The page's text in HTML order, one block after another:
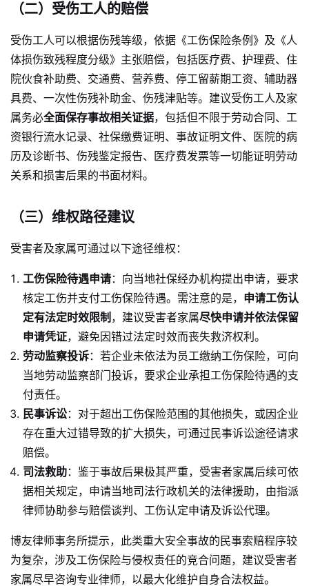
（二）受伤工人的赔偿
受伤工人可以根据伤残等级，依据《工伤保险条例》及《人
体损伤致残程度分级》主张赔偿，包括医疗费、护理费、住
院伙食补助费、交通费、营养费、停工留薪期工资、辅助器
具费、一次性伤残补助金、伤残津贴等。建议受伤工人及家
属务必全面保存事故相关证据，包括但不限于劳动合同、工
资银行流水记录、社保缴费证明、事故证明文件、医院的病
历及诊断书、伤残鉴定报告、医疗费发票等一切能证明劳动
关系和损害后果的书面材料。
（三）维权路径建议
受害者及家属可通过以下途径维权：
工伤保险待遇申请：向当地社保经办机构提出申请，要求
核定工伤并支付工伤保险待遇。需注意的是， 申请工伤认
定有法定时效限制 ，建议受害者家属尽快申请并依法保留
申请凭证，避免因错过法定时效而丧失救济权利。
劳动监察投诉：若企业未依法为员工缴纳工伤保险，可向
当地劳动监察部门投诉，要求企业承担工伤保险待遇的支
付责任。
民事诉讼：对于超出工伤保险范围的其他损失，或因企业
存在重大过错导致的扩大损失，可通过民事诉讼途径请求
赔偿。
司法救助：鉴于事故后果极其严重，受害者家属后续可依
据相关规定，申请当地司法行政机关的法律援助，由指派
律师协助参与赔偿谈判、工伤认定申请及诉讼代理。
博友律师事务所提示，此类重大安全事故的民事索赔程序较
为复杂，涉及工伤保险与侵权责任的竞合问题，建议受害者
家属尽早咨询专业律师，以最大化维护自身合法权益。